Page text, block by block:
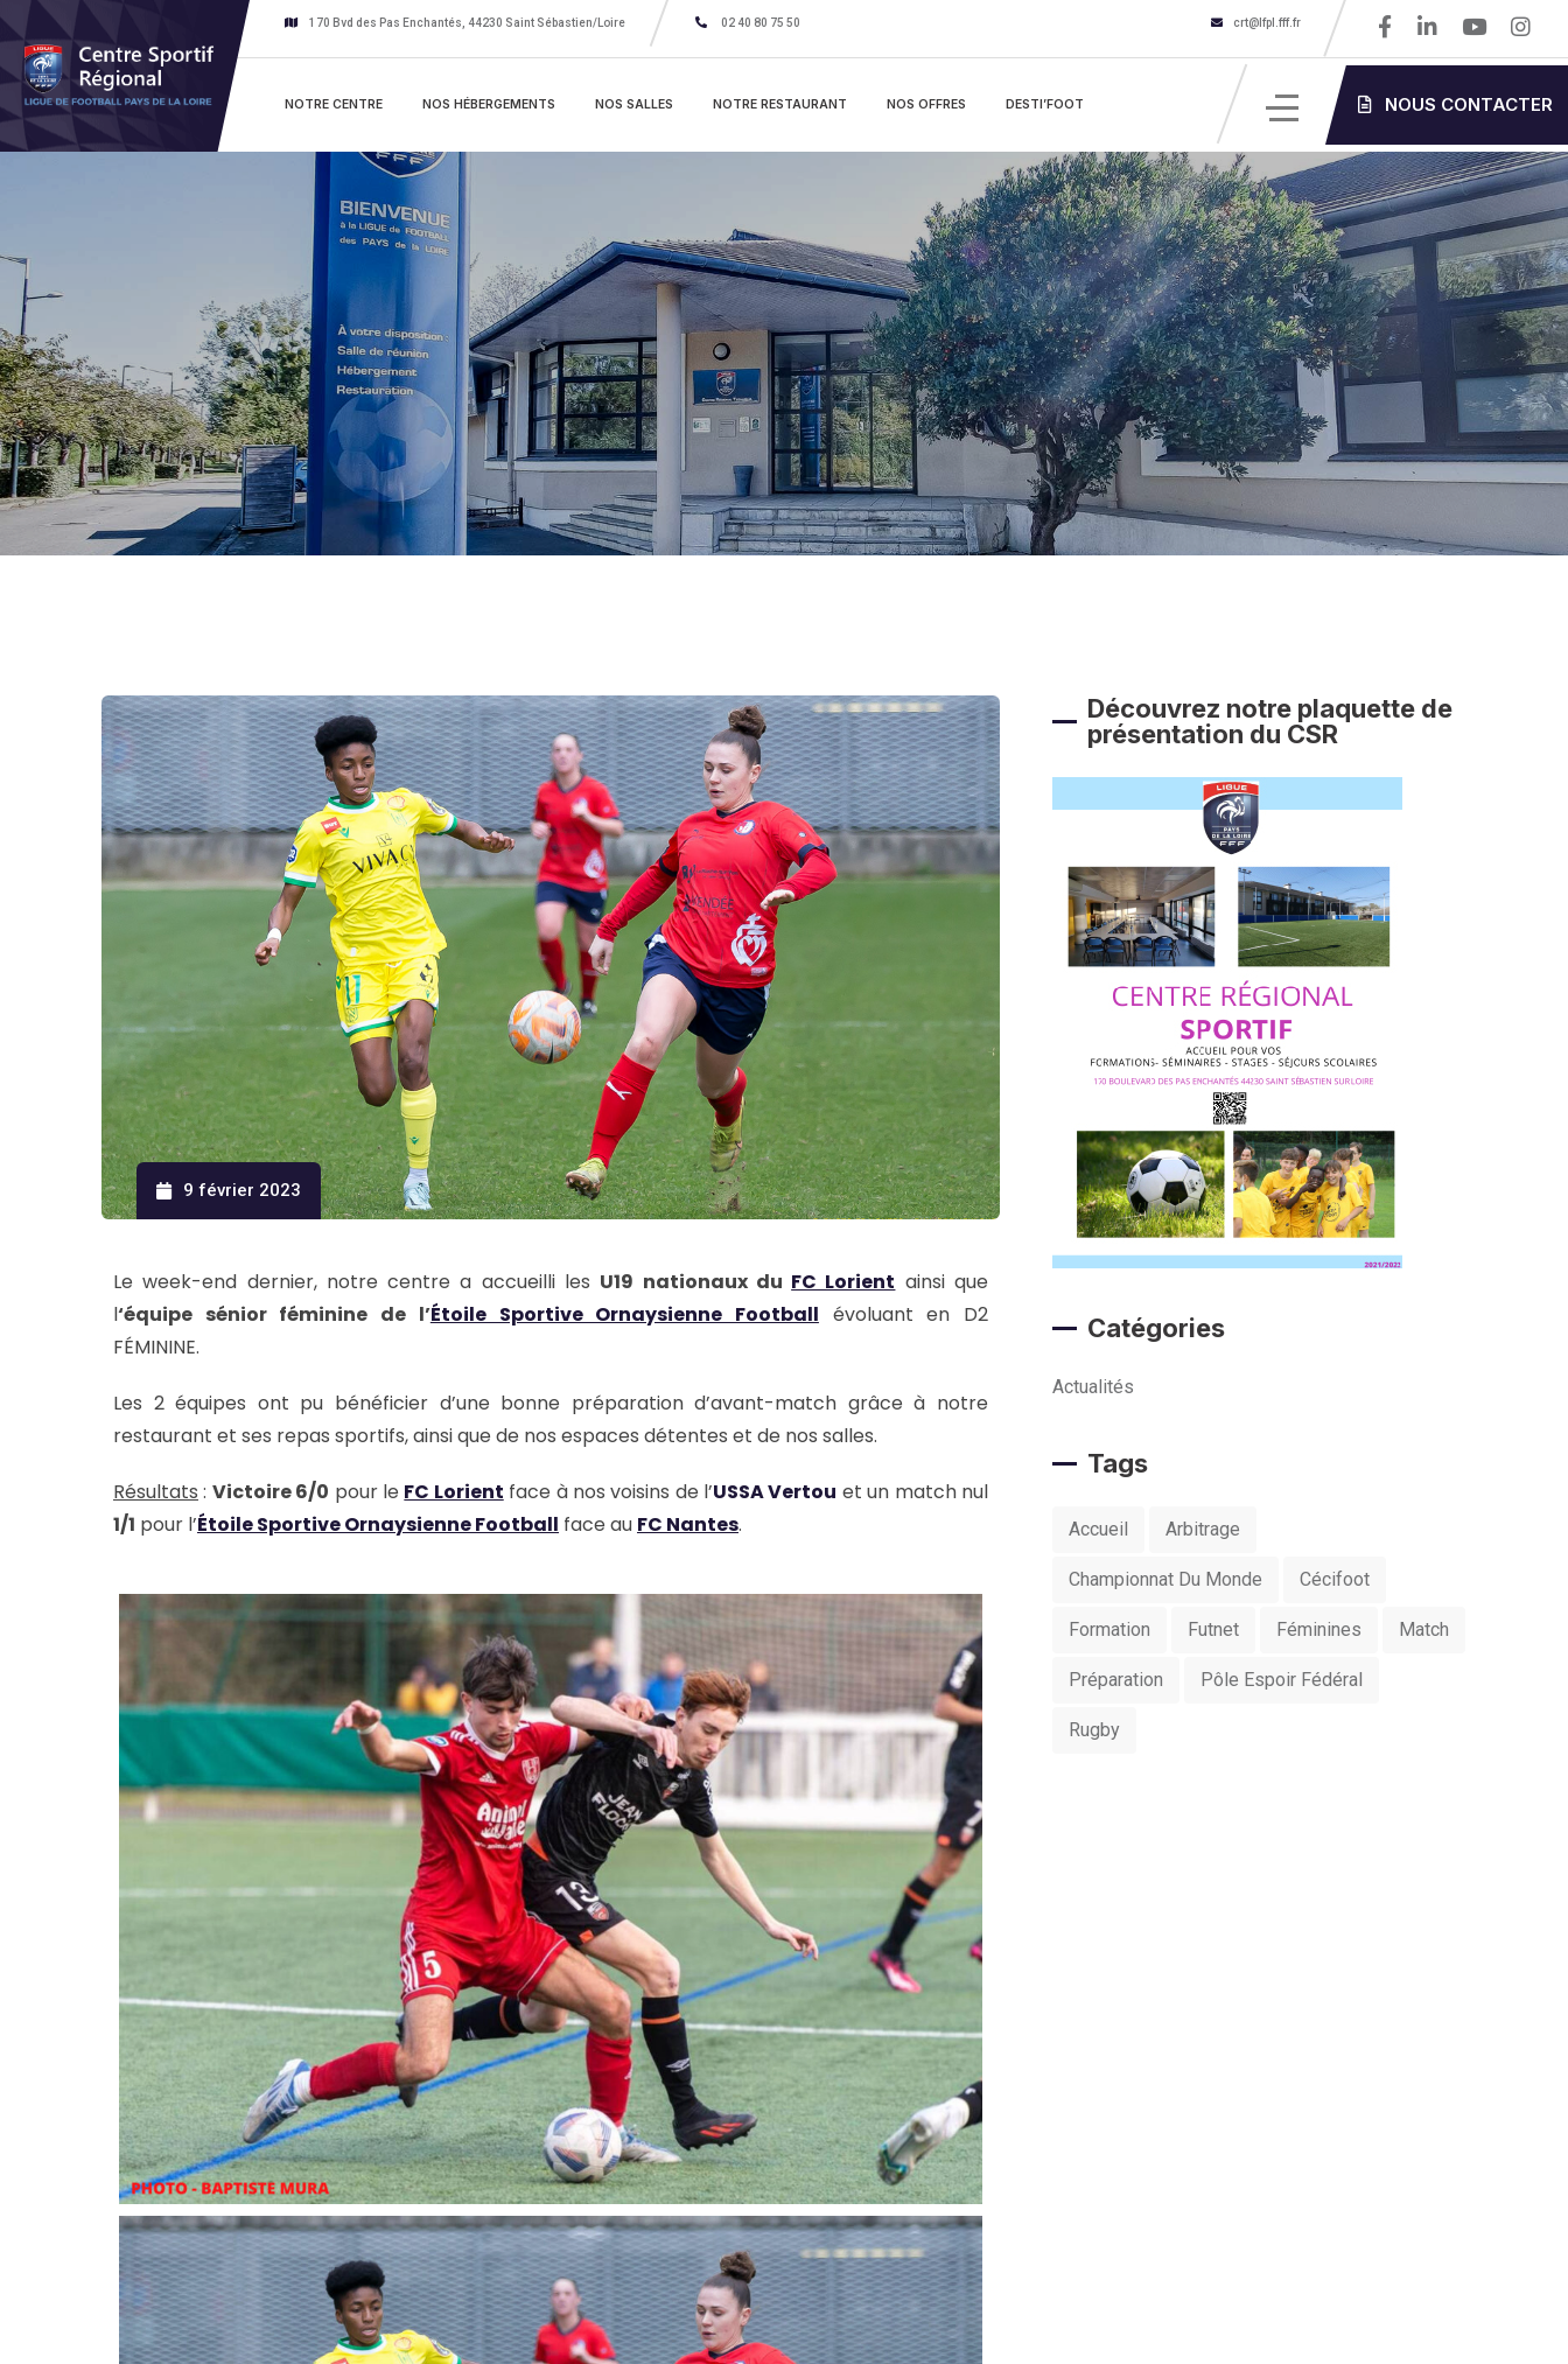
170 Bvd des Pas Enchantés, 44230 Saint Sébastien/Loire 02 40 80 75 50 crt@lfpl.fff.fr
NOTRE CENTRE NOS HÉBERGEMENTS NOS SALLES NOTRE RESTAURANT NOS OFFRES DESTI’FOOT NOUS CONTACTER
9 février 2023
Le week-end dernier, notre centre a accueilli les U19 nationaux du FC Lorient ainsi que
l‘équipe sénior féminine de l’Étoile Sportive Ornaysienne Football évoluant en D2
FÉMININE.
Les 2 équipes ont pu bénéficier d’une bonne préparation d’avant-match grâce à notre
restaurant et ses repas sportifs, ainsi que de nos espaces détentes et de nos salles.
Résultats : Victoire 6/0 pour le FC Lorient face à nos voisins de l’USSA Vertou et un match nul
1/1 pour l’Étoile Sportive Ornaysienne Football face au FC Nantes.
Découvrez notre plaquette de
présentation du CSR
Catégories
Actualités
Tags
Accueil Arbitrage
Championnat Du Monde Cécifoot
Formation Futnet Féminines Match
Préparation Pôle Espoir Fédéral
Rugby